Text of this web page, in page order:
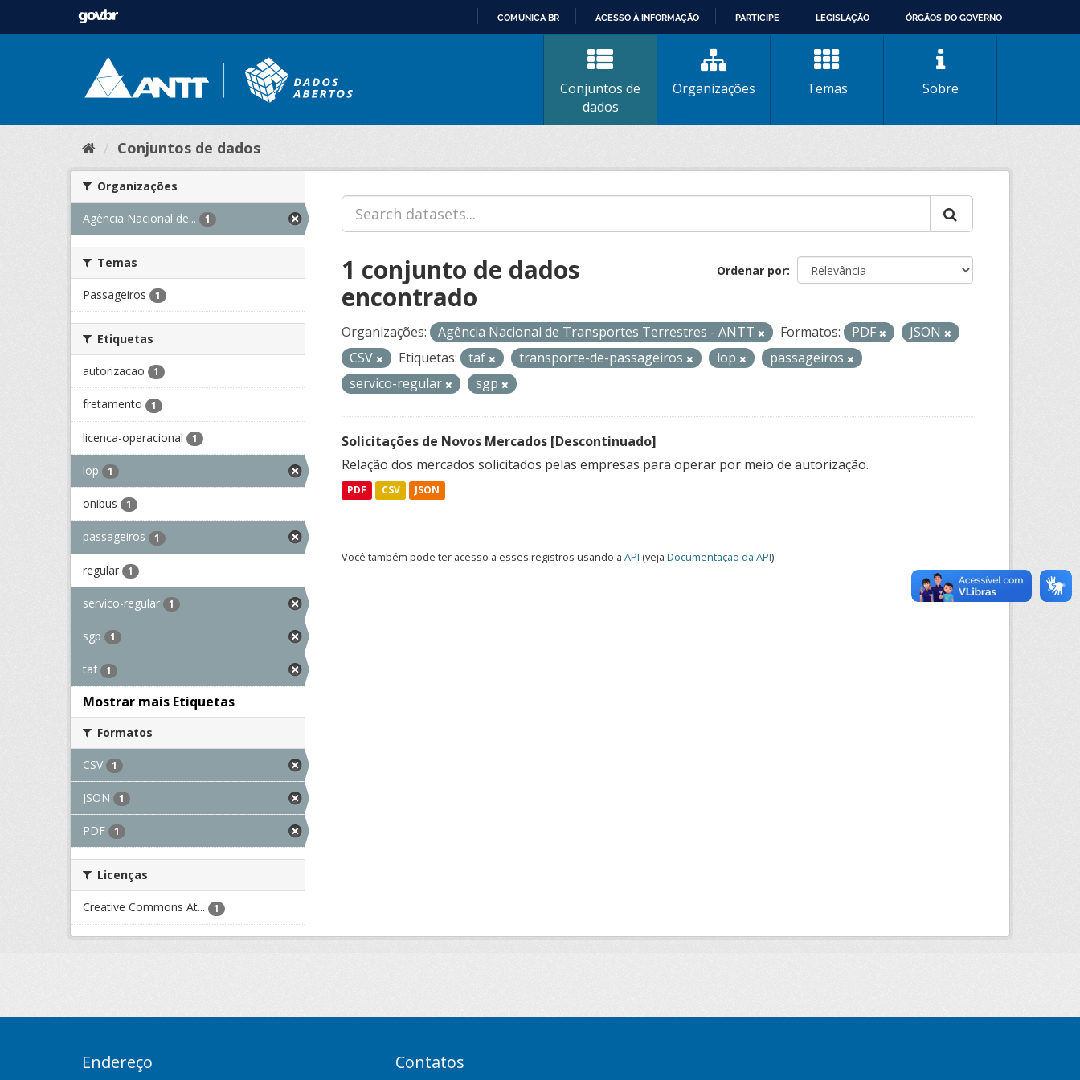
CONTEÚDO
COMUNICA BR ACESSO À INFORMAÇÃO PARTICIPE LEGISLAÇÃO ÓRGÃOS DO GOVERNO
Conjuntos de
dados
Organizações Temas Sobre
Conjuntos de dados
Organizações
Agência Nacional de... 1
Temas
Passageiros 1
Etiquetas
autorizacao 1
fretamento 1
licenca-operacional 1
lop 1
onibus 1
passageiros 1
regular 1
servico-regular 1
sgp 1
taf 1
Mostrar mais Etiquetas
Formatos
CSV 1
JSON 1
PDF 1
Licenças
Creative Commons At... 1
Ordenar por
1 conjunto de dados
encontrado
Organizações: Agência Nacional de Transportes Terrestres - ANTT Formatos: PDF
JSON
CSV
Etiquetas: taf transporte-de-passageiros lop
passageiros
servico-regular
sgp
Solicitações de Novos Mercados [Descontinuado]
Relação dos mercados solicitados pelas empresas para operar por meio de autorização.
PDF CSV JSON
Você também pode ter acesso a esses registros usando a API (veja Documentação da API).
Endereço Contatos